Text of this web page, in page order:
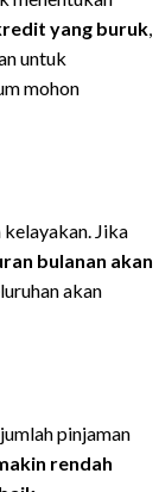
yang buruk
untuk
mohon
Jika
bulanan akan
akan
pinjaman
rendah